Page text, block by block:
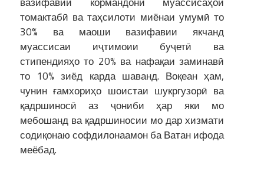
томактабӣ ва таҳсилоти миёнаи умумӣ то
30% ва маоши вазифавии якчанд
муассисаи иҷтимоии буҷетӣ ва
стипендияҳо то 20% ва нафақаи заминавӣ
то 10% зиёд карда шаванд. Воқеан ҳам,
чунин ғамхориҳо шоистаи шукргузорӣ ва
қадршиносӣ аз ҷониби ҳар яки мо
мебошанд ва қадршиносии мо дар хизмати
содиқонаю софдилонаамон ба Ватан ифода
меёбад.